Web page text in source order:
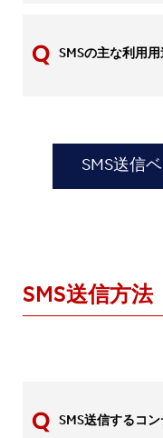
SMSの主な利用
SMS送信
SMS送信方法
SMS送信するコ